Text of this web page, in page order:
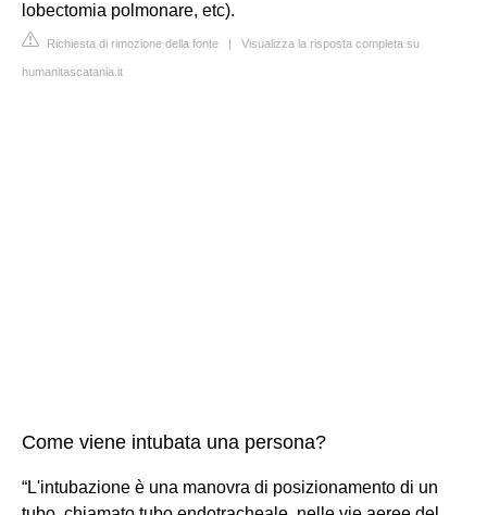
lobectomia polmonare, etc).
Richiesta di rimozione della fonte | Visualizza la risposta completa su
humanitascatania.it
Come viene intubata una persona?
“L'intubazione è una manovra di posizionamento di un